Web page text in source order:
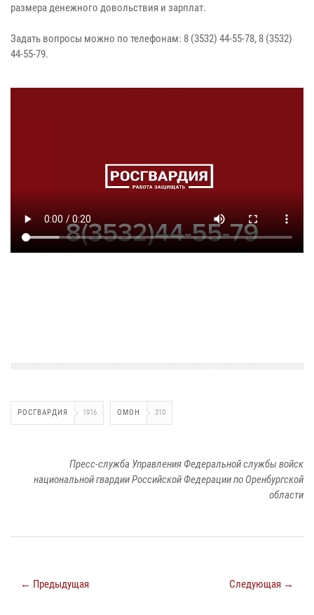
размера денежного довольствия и зарплат.
Задать вопросы можно по телефонам: 8 (3532) 44-55-78, 8 (3532)
44-55-79.
РОСГВАРДИЯ 1916 ОМОН 310
Пресс-служба Управления Федеральной службы войск
национальной гвардии Российской Федерации по Оренбургской
области
← Предыдущая Следующая →